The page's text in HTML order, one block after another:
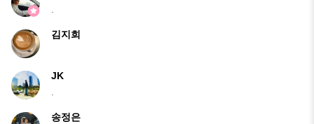
.
김지희
JK
.
송정은